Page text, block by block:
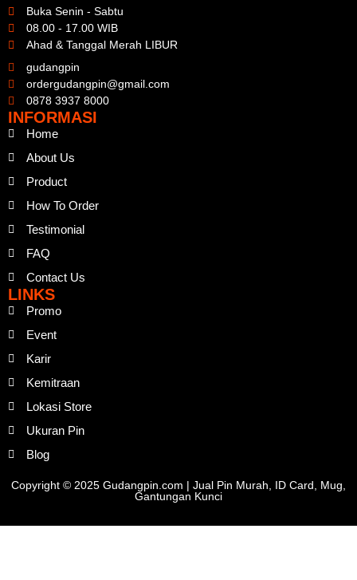
Buka Senin - Sabtu
08.00 - 17.00 WIB
Ahad & Tanggal Merah LIBUR
gudangpin
ordergudangpin@gmail.com
0878 3937 8000
INFORMASI
Home
About Us
Product
How To Order
Testimonial
FAQ
Contact Us
LINKS
Promo
Event
Karir
Kemitraan
Lokasi Store
Ukuran Pin
Blog
Copyright © 2025 Gudangpin.com | Jual Pin Murah, ID Card, Mug,
Gantungan Kunci